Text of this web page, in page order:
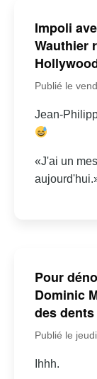
Impoli
Wauthier
Publié le
Jean-
«J'ai un
Pour
Dominic
des
Publié le
Ihhh.